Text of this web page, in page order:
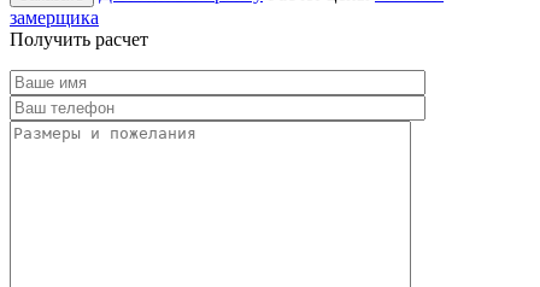
замерщика
Получить расчет